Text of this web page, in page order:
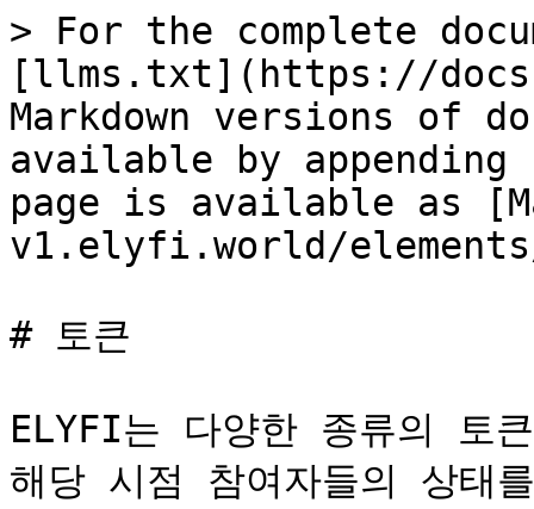
> For the complete
[llms.txt](https://
Markdown versions of
available by
page is available as
v1.elyfi.world/
# 토큰
ELYFI는 다양한 종류의 토
해당 시점 참여자들의 상태